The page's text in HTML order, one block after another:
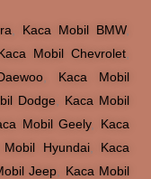
Kaca Mobil BMW,
Mobil Chevrolet
Kaca Mobil
Dodge
Kaca Mobil
Mobil Geely, Kaca
Mobil Hyundai, Kaca
Jeep
Kaca Mobil